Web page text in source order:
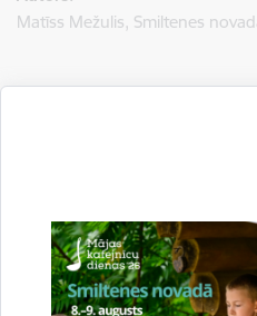
Matīss Mežulis, Smiltenes
Drukāt lapu
Dalīties